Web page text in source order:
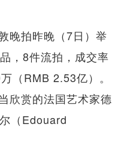
晚拍昨晚（7日）举
，8件流拍，成交率
（RMB 2.53亿）。
欣赏的法国艺术家德
（Edouard